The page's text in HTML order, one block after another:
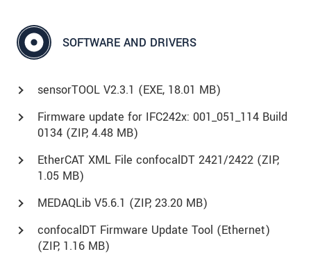
SOFTWARE AND DRIVERS
sensorTOOL V2.3.1 (EXE, 18.01 MB)
Firmware update for IFC242x: 001_051_114 Build
0134 (ZIP, 4.48 MB)
EtherCAT XML File confocalDT 2421/2422 (ZIP,
1.05 MB)
MEDAQLib V5.6.1 (ZIP, 23.20 MB)
confocalDT Firmware Update Tool (Ethernet)
(ZIP, 1.16 MB)